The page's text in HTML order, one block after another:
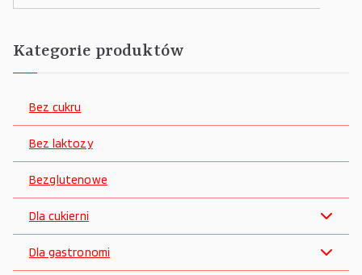
Kategorie produktów
Bez cukru
Bez laktozy
Bezglutenowe
Dla cukierni
Dla gastronomi